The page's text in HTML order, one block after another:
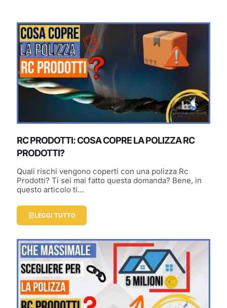
RC PRODOTTI: COSA COPRE LA POLIZZA RC
PRODOTTI?
Quali rischi vengono coperti con una polizza Rc
Prodotti? Ti sei mai fatto questa domanda? Bene, in
questo articolo ti…
LEGGI TUTTO